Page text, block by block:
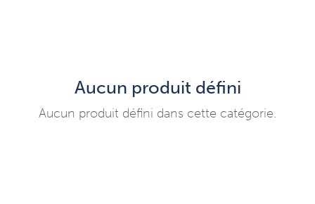
Aucun produit défini
Aucun produit défini dans cette catégorie.